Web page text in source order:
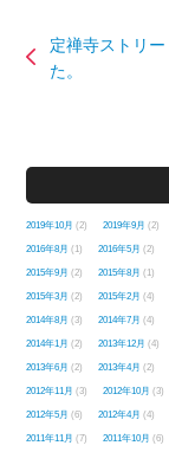
定禅寺ストリ
た。
2019年10月 (2) 2019年9月 (2)
2016年8月 (1) 2016年5月 (2)
2015年9月 (2) 2015年8月 (1)
2015年3月 (2) 2015年2月 (4)
2014年8月 (3) 2014年7月 (4)
2014年1月 (2) 2013年12月 (4)
2013年6月 (2) 2013年4月 (2)
2012年11月 (3) 2012年10月 (3)
2012年5月 (6) 2012年4月 (4)
2011年11月 (7) 2011年10月 (6)